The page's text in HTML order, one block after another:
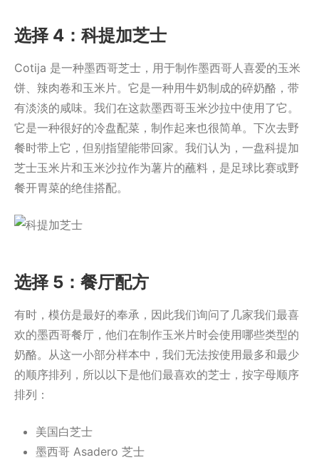
选择 4：科提加芝士
Cotija 是一种墨西哥芝士，用于制作墨西哥人喜爱的玉米
饼、辣肉卷和玉米片。它是一种用牛奶制成的碎奶酪，带
有淡淡的咸味。我们在这款墨西哥玉米沙拉中使用了它。
它是一种很好的冷盘配菜，制作起来也很简单。下次去野
餐时带上它，但别指望能带回家。我们认为，一盘科提加
芝士玉米片和玉米沙拉作为薯片的蘸料，是足球比赛或野
餐开胃菜的绝佳搭配。
选择 5：餐厅配方
有时，模仿是最好的奉承，因此我们询问了几家我们最喜
欢的墨西哥餐厅，他们在制作玉米片时会使用哪些类型的
奶酪。从这一小部分样本中，我们无法按使用最多和最少
的顺序排列，所以以下是他们最喜欢的芝士，按字母顺序
排列：
美国白芝士
墨西哥 Asadero 芝士